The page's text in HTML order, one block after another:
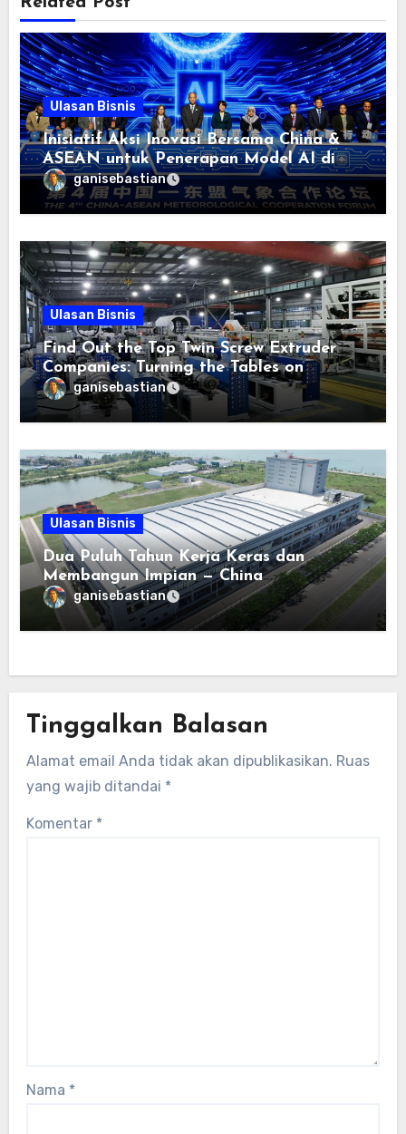
Ulasan Bisnis
Inisiatif Aksi Inovasi Bersama China &
ASEAN untuk Penerapan Model AI di
bidang Meteorologi diluncurkan
ganisebastian
Ulasan Bisnis
Find Out the Top Twin Screw Extruder
Companies: Turning the Tables on
Extruder Engineering
ganisebastian
Ulasan Bisnis
Dua Puluh Tahun Kerja Keras dan
Membangun Impian — China
Construction Fourth Engineering
Division Corp Ltd. (CSCEC-4) Telah
Meninggalkan Jejak Dalam Kooperasi
ganisebastian
Tinggalkan Balasan
Alamat email Anda tidak akan dipublikasikan. Ruas
yang wajib ditandai *
Komentar *
Nama *